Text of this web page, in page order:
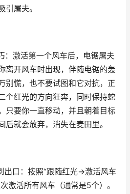
引屠夫。
：激活第一个风车后，电锯屠夫
离开风车时出现，伴随电锯的轰
别慌，也不要试图和它对抗，正
个红光的方向狂奔，同时保持蛇
只要你一直移动，并且朝着目标
后就会放弃，消失在麦田里。
出口：按照“跟随红光→激活风车
激活所有风车（通常是5个）。